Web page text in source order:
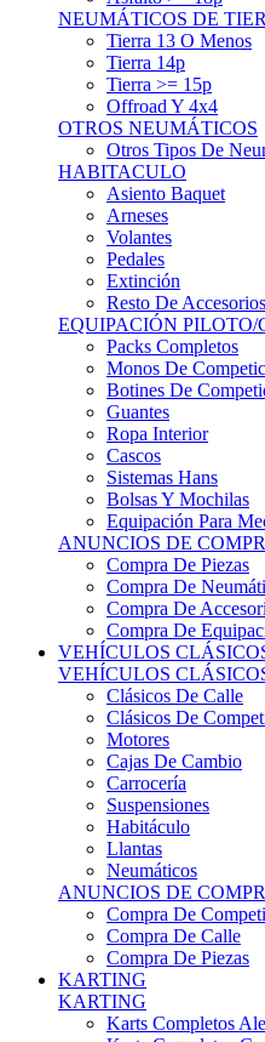
Tierra 13 O Menos
Tierra 14p
Tierra >= 15p
Offroad Y 4x4
OTROS NEUMÁTICOS
Otros Tipos De
HABITACULO
Asiento Baquet
Arneses
Volantes
Pedales
Extinción
Resto De Accesorios
EQUIPACIÓN PILOTO/
Packs Completos
Monos De
Botines De
Guantes
Ropa Interior
Cascos
Sistemas Hans
Bolsas Y Mochilas
Equipación Para
ANUNCIOS DE
Compra De Piezas
Compra De
Compra De
Compra De
VEHÍCULOS
VEHÍCULOS
Clásicos De Calle
Clásicos De
Motores
Cajas De Cambio
Carrocería
Suspensiones
Habitáculo
Llantas
Neumáticos
ANUNCIOS DE
Compra De
Compra De Calle
Compra De Piezas
KARTING
KARTING
Karts Completos
Karts Completos
Karts Completos